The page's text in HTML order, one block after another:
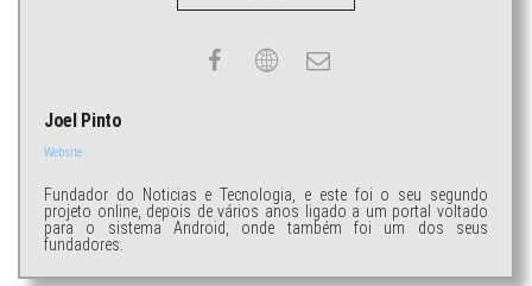
Joel Pinto
Website
Fundador do Noticias e Tecnologia, e este foi o seu segundo
projeto online, depois de vários anos ligado a um portal voltado
para o sistema Android, onde também foi um dos seus
fundadores.